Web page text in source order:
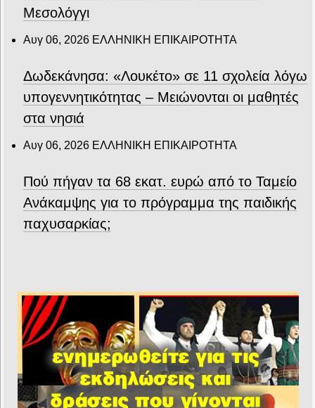
Μεσολόγγι
Αυγ 06, 2026 ΕΛΛΗΝΙΚΗ ΕΠΙΚΑΙΡΟΤΗΤΑ
Δωδεκάνησα: «Λουκέτο» σε 11 σχολεία λόγω
υπογεννητικότητας – Μειώνονται οι μαθητές
στα νησιά
Αυγ 06, 2026 ΕΛΛΗΝΙΚΗ ΕΠΙΚΑΙΡΟΤΗΤΑ
Πού πήγαν τα 68 εκατ. ευρώ από το Ταμείο
Ανάκαμψης για το πρόγραμμα της παιδικής
παχυσαρκίας;